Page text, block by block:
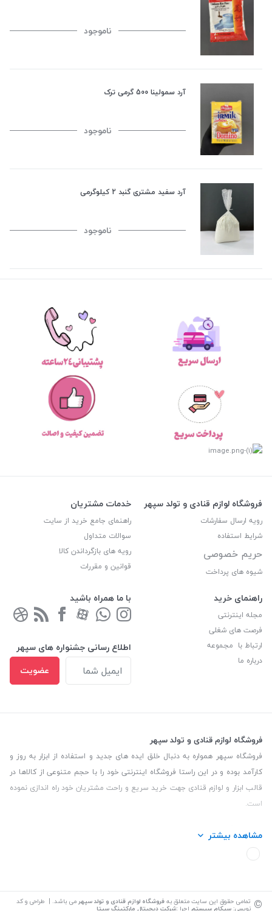
ناموجود
آرد سمولینا 500 گرمی ترک
ناموجود
آرد سفید مشتری گنبد 2 کیلوگرمی
ناموجود
فروشگاه لوازم قنادی و تولد سپهر
رویه ارسال سفارشات
شرایط استفاده
حریم خصوصی
شیوه های پرداخت
خدمات مشتریان
راهنمای جامع خرید از سایت
سوالات متداول
رویه های بازگرداندن کالا
قوانین و مقررات
راهنمای خرید
مجله اینترنتی
فرصت های شغلی
ارتباط با مجموعه
درباره ما
با ما همراه باشید
اطلاع رسانی جشنواره های سپهر
عضویت
فروشگاه لوازم قنادی و تولد سپهر
فروشگاه سپهر همواره به دنبال خلق ایده های جدید و استفاده از ابزار به روز و
کارآمد بوده و در این راستا فروشگاه اینترنتی خود را با حجم متنوعی از کالاها در
قالب ابزار و لوازم قنادی جهت خرید سریع و راحت مشتریان خود راه اندازی نموده
است.
این فروشگاه تمام تلاش خود را نموده تا کالاهایی با کیفیت و با حداقل قیمت
عرضه نماید.
مشاهده بیشتر
© تمامی حقوق این سایت متعلق بهفروشگاه لوازم قنادی و تولد سپهر می باشد. | طراحی و کد
نویسی: سپکام سیستم اجرا :شرکت دیجیتال مارکتینگ سپتا